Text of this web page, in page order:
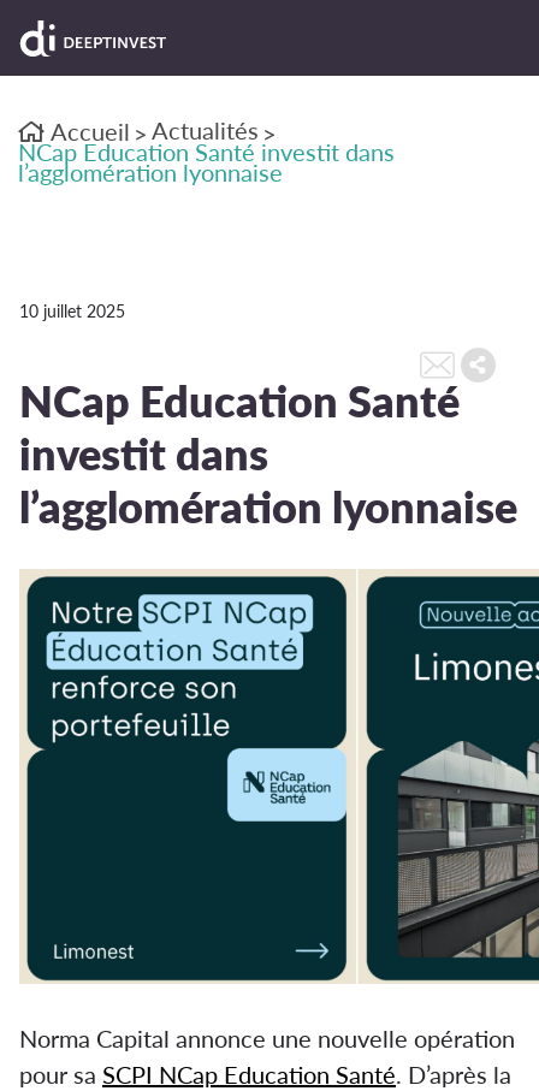
Accueil > Actualités >
NCap Education Santé investit dans
l’agglomération lyonnaise
10 juillet 2025
NCap Education Santé
investit dans
l’agglomération lyonnaise
Norma Capital annonce une nouvelle opération
pour sa SCPI NCap Education Santé. D’après la